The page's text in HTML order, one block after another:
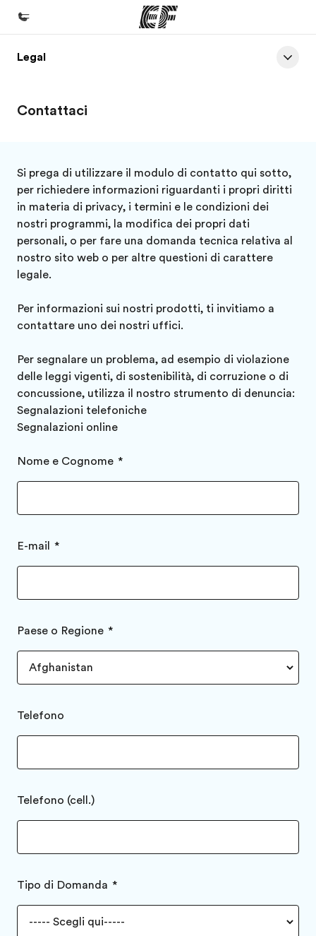
Homepage
Programmi
Uffici
Trova l'ufficio più vicino
Chi siamo
La nostra organizzazione
Carriera
Legal
Contattaci
Si prega di utilizzare il modulo di contatto qui sotto,
per richiedere informazioni riguardanti i propri diritti
in materia di privacy, i termini e le condizioni dei
nostri programmi, la modifica dei propri dati
personali, o per fare una domanda tecnica relativa al
nostro sito web o per altre questioni di carattere
legale.
Per informazioni sui nostri prodotti, ti invitiamo a
contattare uno dei nostri uffici.
Per segnalare un problema, ad esempio di violazione
delle leggi vigenti, di sostenibilità, di corruzione o di
concussione, utilizza il nostro strumento di denuncia:
Segnalazioni telefoniche
Segnalazioni online
Nome e Cognome
E-mail
Paese o Regione
Telefono
Telefono (cell.)
Tipo di Domanda